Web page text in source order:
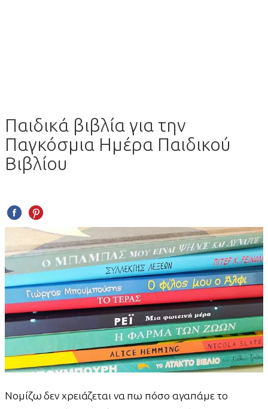
Παιδικά βιβλία για την
Παγκόσμια Ημέρα Παιδικού
Βιβλίου
Νομίζω δεν χρειάζεται να πω πόσο αγαπάμε το